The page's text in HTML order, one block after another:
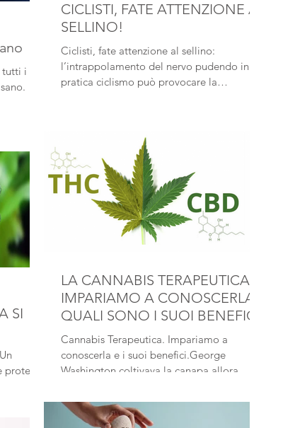
tutti i
CICLISTI, FATE ATTENZIONE AL
SELLINO!
Ciclisti, fate attenzione al sellino:
l’intrappolamento del nervo pudendo in chi
pratica ciclismo può provocare la
SI
LA CANNABIS TERAPEUTICA -
IMPARIAMO A CONOSCERLA E
QUALI SONO I SUOI BENEFICI
Cannabis Terapeutica. Impariamo a
conoscerla e i suoi benefici.George
Washington coltivava la canapa allora